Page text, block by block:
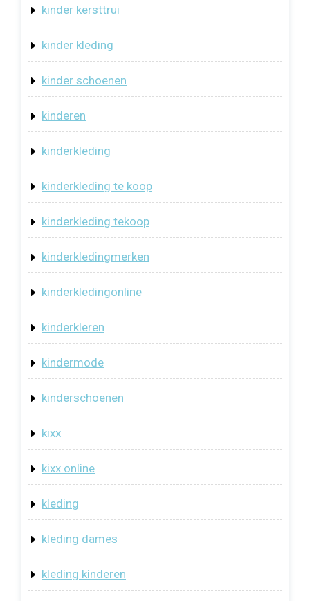
kinder kersttrui
kinder kleding
kinder schoenen
kinderen
kinderkleding
kinderkleding te koop
kinderkleding tekoop
kinderkledingmerken
kinderkledingonline
kinderkleren
kindermode
kinderschoenen
kixx
kixx online
kleding
kleding dames
kleding kinderen